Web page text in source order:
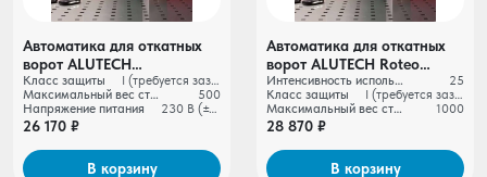
Автоматика для откатных
ворот ALUTECH
RTO‑500MKIT + проводные
фотоэлементы LM‑L
Класс защиты
I (требуется заземление)
Максимальный вес створки ворот, кг
500
Напряжение питания
230 В (±10%)
26 170 ₽
В корзину
Автоматика для откатных
ворот ALUTECH Roteo
RTO‑1000MKIT + проводные
фотоэлементы LM‑L
Интенсивность использования
25
Класс защиты
I (требуется заземление)
Максимальный вес створки ворот, кг
1000
28 870 ₽
В корзину